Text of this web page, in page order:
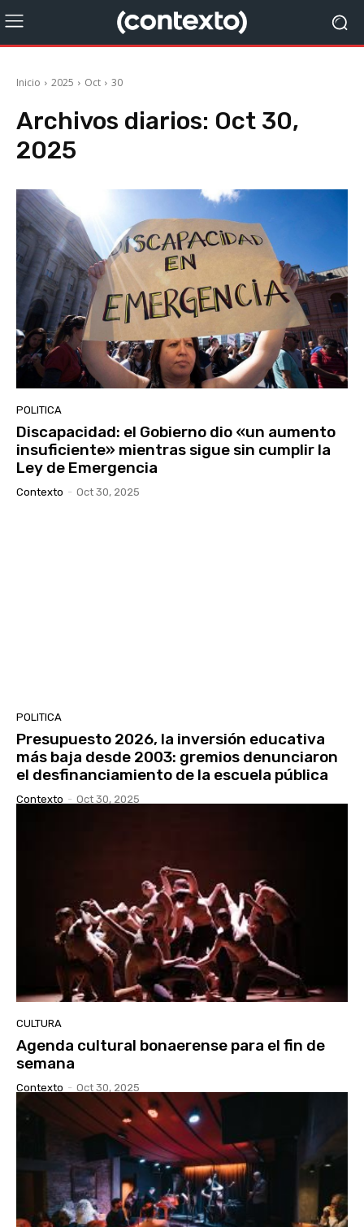
Inicio 2025 Oct 30
Archivos diarios: Oct 30,
2025
POLITICA
Discapacidad: el Gobierno dio «un aumento
insuficiente» mientras sigue sin cumplir la
Ley de Emergencia
Contexto - Oct 30, 2025
POLITICA
Presupuesto 2026, la inversión educativa
más baja desde 2003: gremios denunciaron
el desfinanciamiento de la escuela pública
Contexto - Oct 30, 2025
CULTURA
Agenda cultural bonaerense para el fin de
semana
Contexto - Oct 30, 2025